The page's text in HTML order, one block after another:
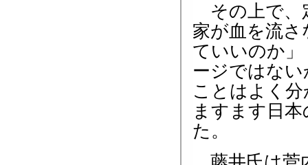
その上で、
家が血を流
ていいのか
ージではな
ことはよく
ますます日
た。